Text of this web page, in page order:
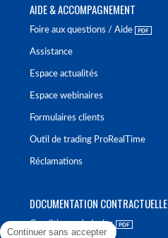
AIDE & ACCOMPAGNEMENT
Foire aux questions / Aide
Assistance
Espace actualités
Espace webinaires
Formulaires clients
Outil de trading ProRealTime
Réclamations
DOCUMENTATION CONTRACTUELLE
Conditions générales
Continuer sans accepter